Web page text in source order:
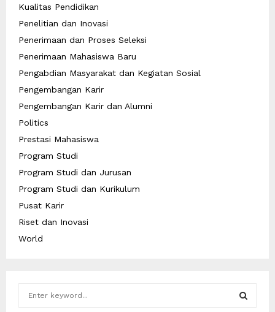
Kualitas Pendidikan
Penelitian dan Inovasi
Penerimaan dan Proses Seleksi
Penerimaan Mahasiswa Baru
Pengabdian Masyarakat dan Kegiatan Sosial
Pengembangan Karir
Pengembangan Karir dan Alumni
Politics
Prestasi Mahasiswa
Program Studi
Program Studi dan Jurusan
Program Studi dan Kurikulum
Pusat Karir
Riset dan Inovasi
World